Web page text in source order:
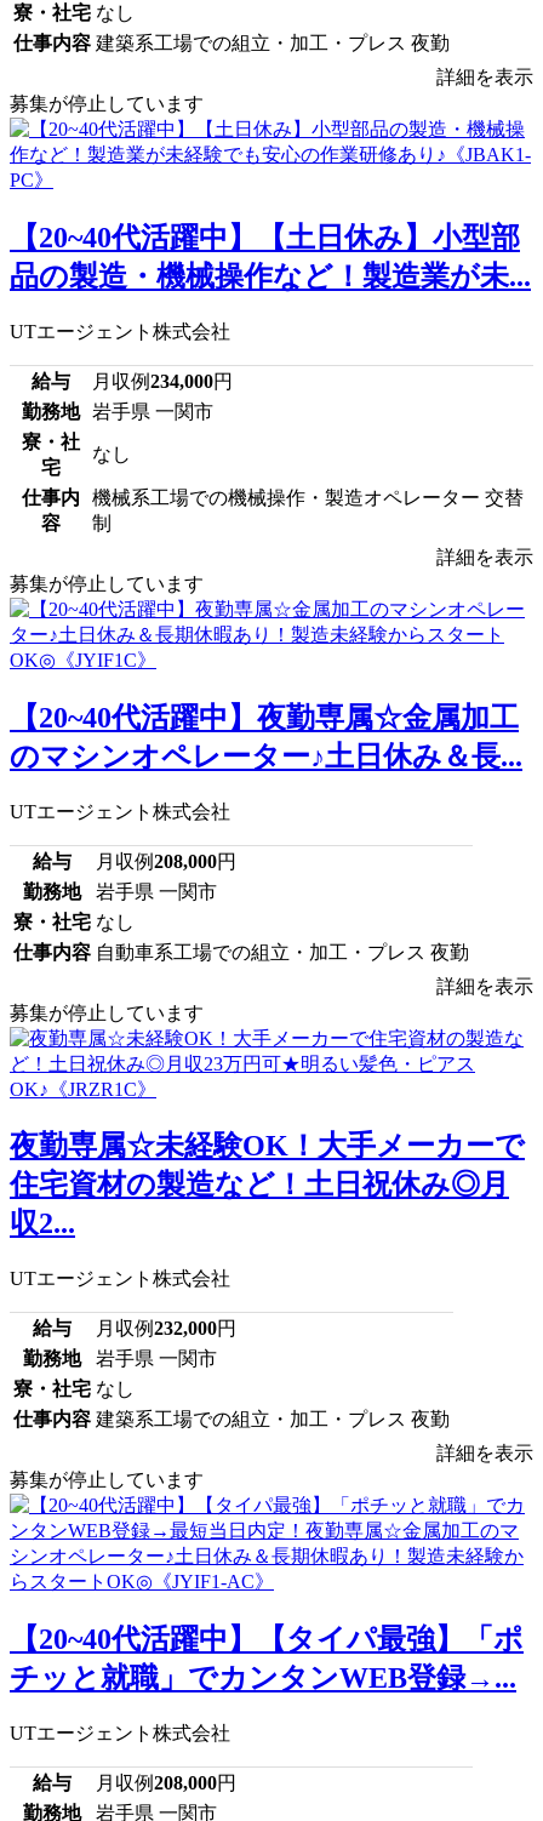
寮・社宅 なし
仕事内容 建築系工場での組立・加工・プレス 夜勤
詳細を表示
募集が停止しています
【20~40代活躍中】【土日休み】小型部
品の製造・機械操作など！製造業が未...
UTエージェント株式会社
給与 月収例234,000円
勤務地
岩手県 一関市
寮・社
宅
なし
仕事内
容
機械系工場での機械操作・製造オペレーター 交替
制
詳細を表示
募集が停止しています
【20~40代活躍中】夜勤専属☆金属加工
のマシンオペレーター♪土日休み＆長...
UTエージェント株式会社
給与 月収例208,000円
勤務地
岩手県 一関市
寮・社宅 なし
仕事内容 自動車系工場での組立・加工・プレス 夜勤
詳細を表示
募集が停止しています
夜勤専属☆未経験OK！大手メーカーで
住宅資材の製造など！土日祝休み◎月
収2...
UTエージェント株式会社
給与 月収例232,000円
勤務地
岩手県 一関市
寮・社宅 なし
仕事内容 建築系工場での組立・加工・プレス 夜勤
詳細を表示
募集が停止しています
【20~40代活躍中】【タイパ最強】「ポ
チッと就職」でカンタンWEB登録→...
UTエージェント株式会社
給与 月収例208,000円
勤務地
岩手県 一関市